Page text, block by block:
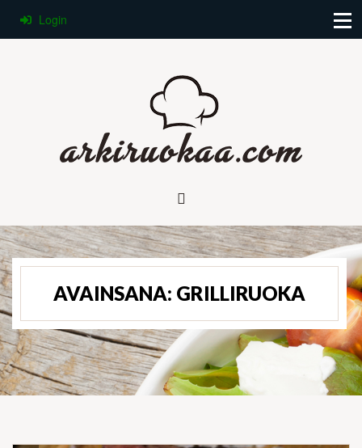
Login
AVAINSANA: GRILLIRUOKA